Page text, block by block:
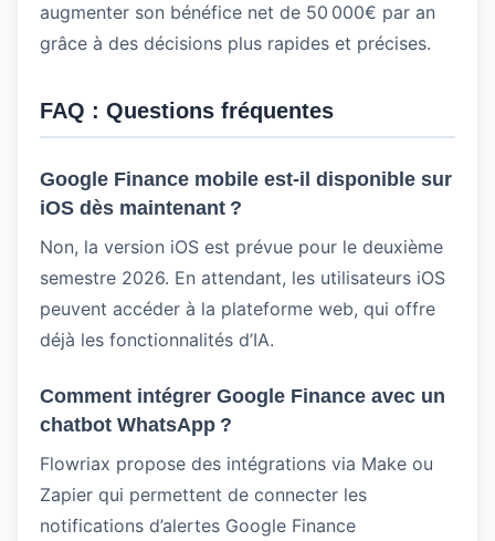
augmenter son bénéfice net de 50 000€ par an
grâce à des décisions plus rapides et précises.
FAQ : Questions fréquentes
Google Finance mobile est-il disponible sur
iOS dès maintenant ?
Non, la version iOS est prévue pour le deuxième
semestre 2026. En attendant, les utilisateurs iOS
peuvent accéder à la plateforme web, qui offre
déjà les fonctionnalités d’IA.
Comment intégrer Google Finance avec un
chatbot WhatsApp ?
Flowriax propose des intégrations via Make ou
Zapier qui permettent de connecter les
notifications d’alertes Google Finance